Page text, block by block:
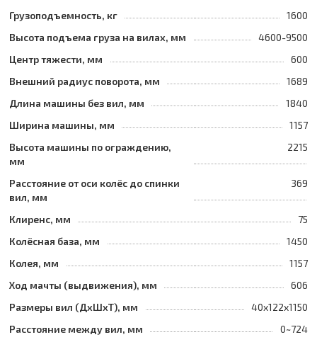
Грузоподъемность, кг
1600
Высота подъема груза на вилах, мм
4600-9500
Центр тяжести, мм
600
Внешний радиус поворота, мм
1689
Длина машины без вил, мм
1840
Ширина машины, мм
1157
Высота машины по ограждению,
мм
2215
Расстояние от оси колёс до спинки
вил, мм
369
Клиренс, мм
75
Колёсная база, мм
1450
Колея, мм
1157
Ход мачты (выдвижения), мм
606
Размеры вил (ДхШхТ), мм
40x122x1150
Расстояние между вил, мм
0~724